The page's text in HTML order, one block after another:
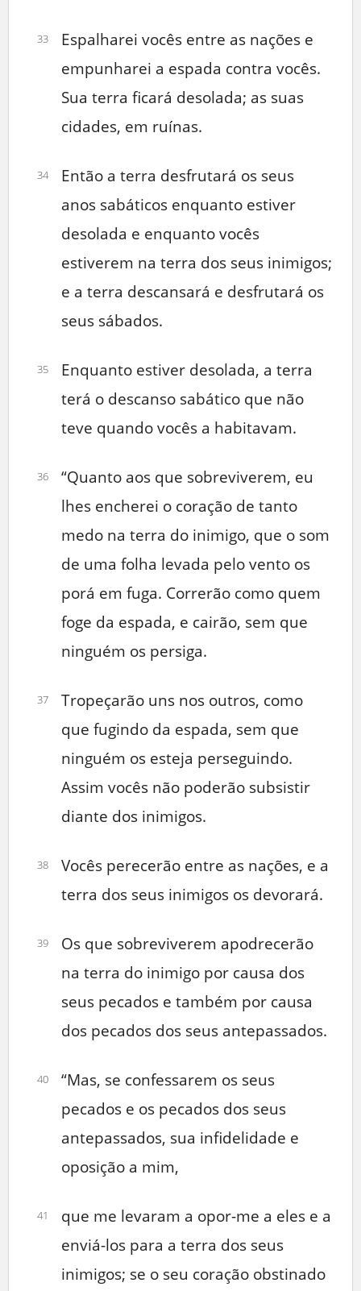
33
Espalharei vocês entre as nações e
empunharei a espada contra vocês.
Sua terra ficará desolada; as suas
cidades, em ruínas.
34
Então a terra desfrutará os seus
anos sabáticos enquanto estiver
desolada e enquanto vocês
estiverem na terra dos seus inimigos;
e a terra descansará e desfrutará os
seus sábados.
35
Enquanto estiver desolada, a terra
terá o descanso sabático que não
teve quando vocês a habitavam.
36
“Quanto aos que sobreviverem, eu
lhes encherei o coração de tanto
medo na terra do inimigo, que o som
de uma folha levada pelo vento os
porá em fuga. Correrão como quem
foge da espada, e cairão, sem que
ninguém os persiga.
37
Tropeçarão uns nos outros, como
que fugindo da espada, sem que
ninguém os esteja perseguindo.
Assim vocês não poderão subsistir
diante dos inimigos.
38
Vocês perecerão entre as nações, e a
terra dos seus inimigos os devorará.
39
Os que sobreviverem apodrecerão
na terra do inimigo por causa dos
seus pecados e também por causa
dos pecados dos seus antepassados.
40
“Mas, se confessarem os seus
pecados e os pecados dos seus
antepassados, sua infidelidade e
oposição a mim,
41
que me levaram a opor-me a eles e a
enviá-los para a terra dos seus
inimigos; se o seu coração obstinado